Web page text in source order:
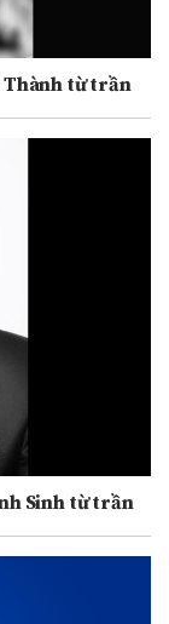
Thành từ trần
Sinh từ trần